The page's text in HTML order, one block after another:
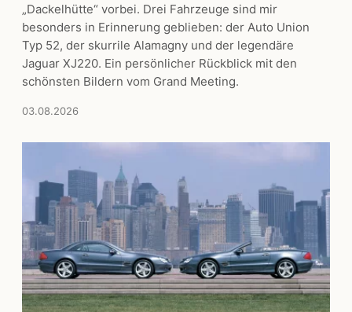
„Dackelhütte“ vorbei. Drei Fahrzeuge sind mir
besonders in Erinnerung geblieben: der Auto Union
Typ 52, der skurrile Alamagny und der legendäre
Jaguar XJ220. Ein persönlicher Rückblick mit den
schönsten Bildern vom Grand Meeting.
03.08.2026